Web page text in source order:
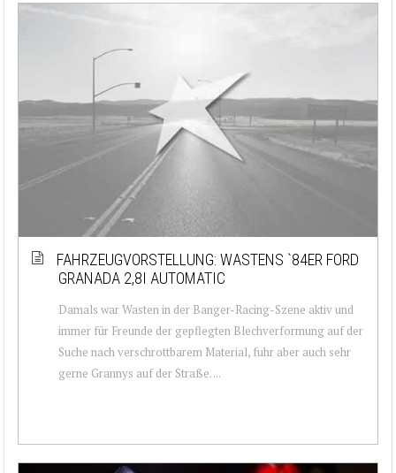
FAHRZEUGVORSTELLUNG: WASTENS `84ER FORD
GRANADA 2,8I AUTOMATIC
Damals war Wasten in der Banger-Racing-Szene aktiv und
immer für Freunde der gepflegten Blechverformung auf der
Suche nach verschrottbarem Material, fuhr aber auch sehr
gerne Grannys auf der Straße. ...